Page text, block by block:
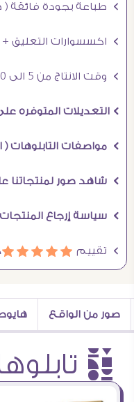
Ö طباعة بجودة فائقة ( ضمان على الالوان )
Ö اكسسوارات التعليق + دليل تعليق مصور
Ö وقت الانتاج من 5 الى 10 ايام
Ö التعديلات المتوفره على هذا التابلوه
Ö مواصفات التابلوهات ( الخامات و الصناعة )
Ö شاهد صور لمنتجاتنا على الواقع
Ö سياسة إرجاع المنتجات
Ö تقييم ááááá
صور من الواقع
è تابلوهات